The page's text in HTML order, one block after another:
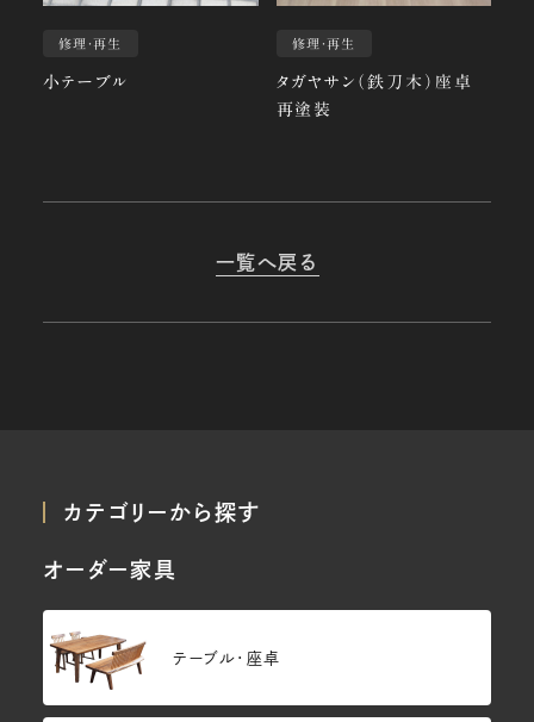
修理・再生
小テーブル
修理・再生
タガヤサン（鉄刀木）座卓
再塗装
一覧へ戻る
カテゴリーから探す
オーダー家具
テーブル・座卓